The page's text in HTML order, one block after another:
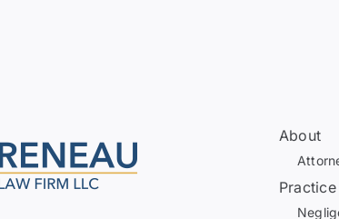
About